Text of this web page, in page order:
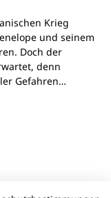
Krieg
und seinem
Doch der
denn
Gefahren…